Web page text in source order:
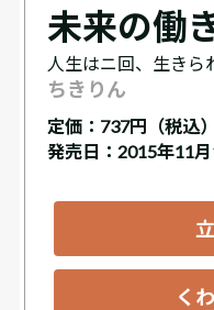
未来の働
人生はニ回、生きら
ちきりん
定価： 737円（税込）
発売日：2015年11月
く